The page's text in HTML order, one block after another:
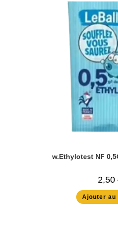
w.Ethylotest NF
2,50
Ajouter au